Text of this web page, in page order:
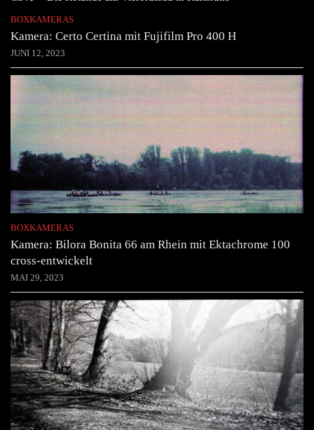
BOXKAMERAS
Kamera: Certo Certina mit Fujifilm Pro 400 H
JUNI 12, 2023
BOXKAMERAS
Kamera: Bilora Bonita 66 am Rhein mit Ektachrome 100
cross-entwickelt
MAI 29, 2023